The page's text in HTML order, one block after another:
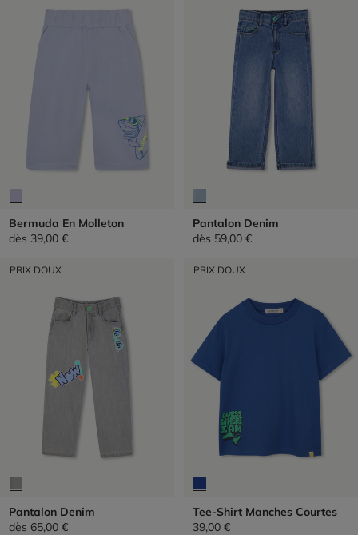
Bermuda En Molleton
dès 39,00 €
Pantalon Denim
dès 59,00 €
PRIX DOUX
Pantalon Denim
dès 65,00 €
PRIX DOUX
Tee-Shirt Manches Courtes
39,00 €